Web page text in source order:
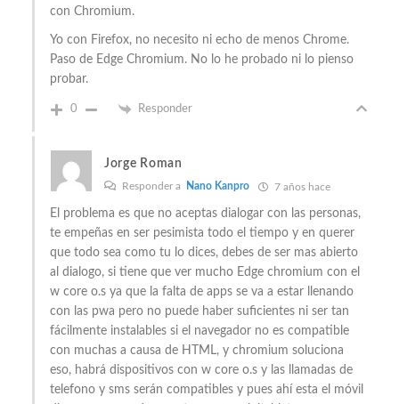
con Chromium.
Yo con Firefox, no necesito ni echo de menos Chrome.
Paso de Edge Chromium. No lo he probado ni lo pienso
probar.
0 Responder
Jorge Roman
Responder a Nano Kanpro 7 años hace
El problema es que no aceptas dialogar con las personas,
te empeñas en ser pesimista todo el tiempo y en querer
que todo sea como tu lo dices, debes de ser mas abierto
al dialogo, si tiene que ver mucho Edge chromium con el
w core o.s ya que la falta de apps se va a estar llenando
con las pwa pero no puede haber suficientes ni ser tan
fácilmente instalables si el navegador no es compatible
con muchas a causa de HTML, y chromium soluciona
eso, habrá dispositivos con w core o.s y las llamadas de
telefono y sms serán compatibles y pues ahí esta el móvil